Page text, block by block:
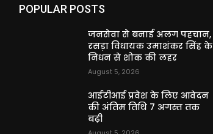
POPULAR POSTS
जनसेवा से बनाई अलग पहचान,
रसड़ा विधायक उमाशंकर सिंह के
निधन से शोक की लहर
August 5, 2026
आईटीआई प्रवेश के लिए आवेदन
की अंतिम तिथि 7 अगस्त तक
बढ़ी